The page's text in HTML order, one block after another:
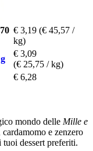
€ 3,19 (€ 45,57 /
kg)
€ 3,09
(€ 25,75 / kg)
€ 6,28
mondo delle Mille e
e zenzero
dessert preferiti.